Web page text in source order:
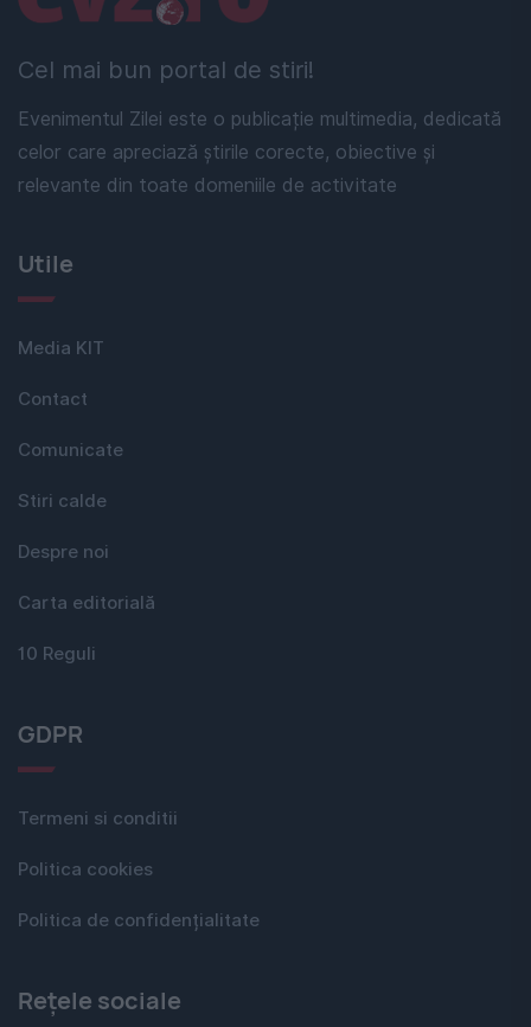
Cel mai bun portal de stiri!
Evenimentul Zilei este o publicație multimedia, dedicată
celor care apreciază știrile corecte, obiective și
relevante din toate domeniile de activitate
Utile
Media KIT
Contact
Comunicate
Stiri calde
Despre noi
Carta editorială
10 Reguli
GDPR
Termeni si conditii
Politica cookies
Politica de confidențialitate
Rețele sociale